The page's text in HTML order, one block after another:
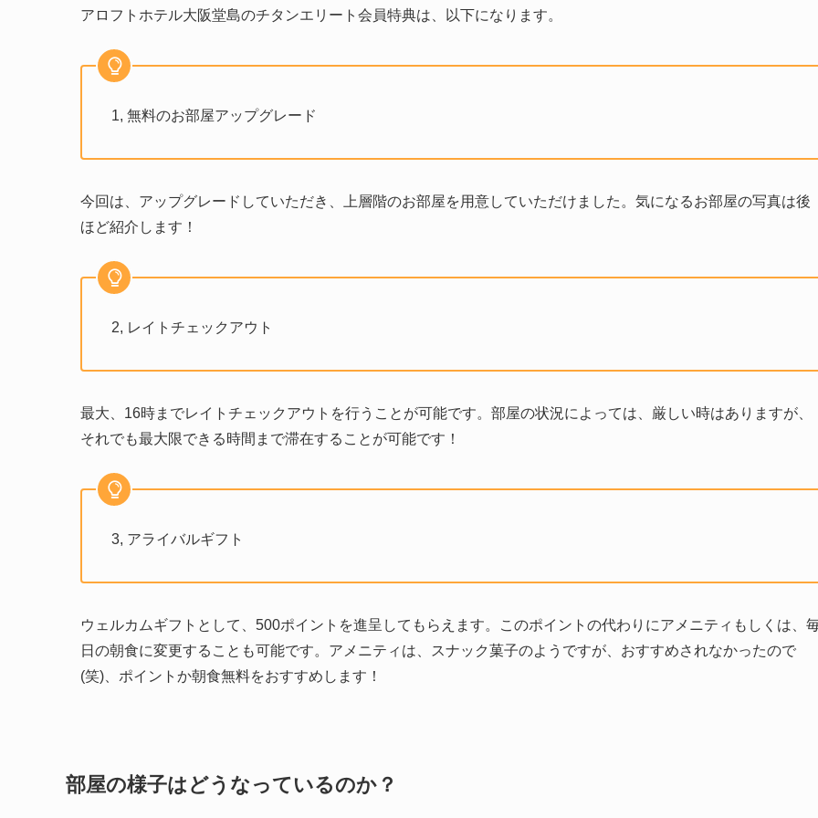
アロフトホテル大阪堂島のチタンエリート会員特典は、以下になります。
1, 無料のお部屋アップグレード
今回は、アップグレードしていただき、上層階のお部屋を用意していただけました。気になるお部屋の写真は後
ほど紹介します！
2, レイトチェックアウト
最大、16時までレイトチェックアウトを行うことが可能です。部屋の状況によっては、厳しい時はありますが、
それでも最大限できる時間まで滞在することが可能です！
3, アライバルギフト
ウェルカムギフトとして、500ポイントを進呈してもらえます。このポイントの代わりにアメニティもしくは、
日の朝食に変更することも可能です。アメニティは、スナック菓子のようですが、おすすめされなかったので
(笑)、ポイントか朝食無料をおすすめします！
部屋の様子はどうなっているのか？